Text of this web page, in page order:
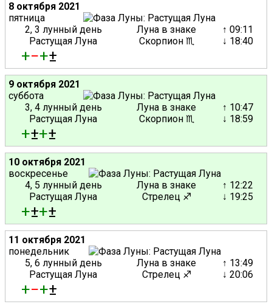
8 октября 2021
пятница
2, 3 лунный день
Растущая Луна
Луна в знаке
Скорпион ♏
↑ 09:11
↓ 18:40
+−+±
9 октября 2021
суббота
3, 4 лунный день
Растущая Луна
Луна в знаке
Скорпион ♏
↑ 10:47
↓ 18:59
+±+±
10 октября 2021
воскресенье
4, 5 лунный день
Растущая Луна
Луна в знаке
Стрелец ♐
↑ 12:22
↓ 19:25
+±+±
11 октября 2021
понедельник
5, 6 лунный день
Растущая Луна
Луна в знаке
Стрелец ♐
↑ 13:49
↓ 20:06
+−+±